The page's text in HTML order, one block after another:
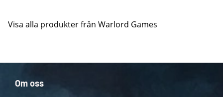
Visa alla produkter från Warlord Games
Om oss